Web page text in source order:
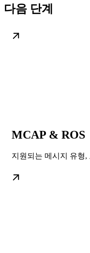
다음 단계
MCAP & ROS
지원되는 메시지 유형,